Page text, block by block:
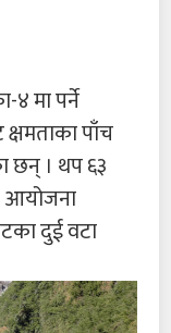
४ मा पर्ने
क्षमताका पाँच
छन् । थप ६३
आयोजना
दुई वटा